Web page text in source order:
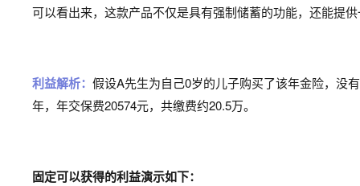
可以看出来，这款产品不仅是具有强制储蓄的功能，还能提
利益解析： 假设A先生为自己0岁的儿子购买了该年金险，没
年，年交保费20574元，共缴费约20.5万。
固定可以获得的利益演示如下：